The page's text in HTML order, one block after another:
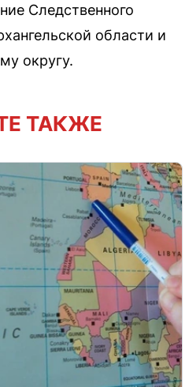
Следственного
области и
округу.
ТАКЖЕ